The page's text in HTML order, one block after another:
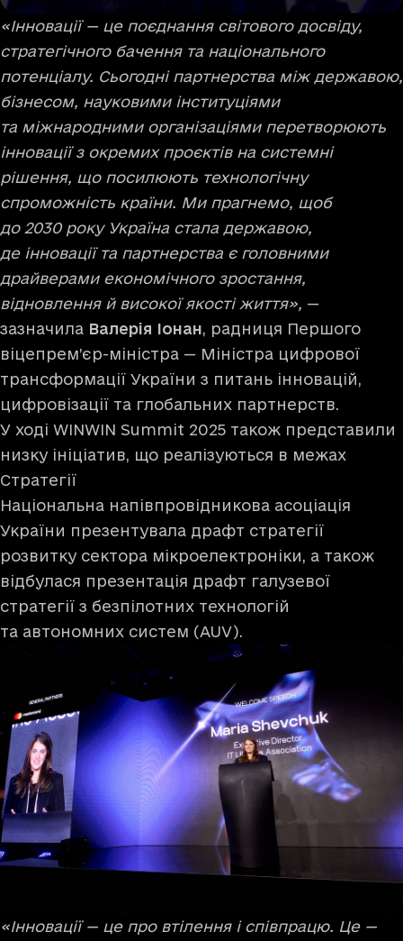
«Інновації — це поєднання світового досвіду,
стратегічного бачення та національного
потенціалу. Сьогодні партнерства між державою,
бізнесом, науковими інституціями
та міжнародними організаціями перетворюють
інновації з окремих проєктів на системні
рішення, що посилюють технологічну
спроможність країни. Ми прагнемо, щоб
до 2030 року Україна стала державою,
де інновації та партнерства є головними
драйверами економічного зростання,
відновлення й високої якості життя», —
зазначила Валерія Іонан, радниця Першого
віцепрем’єр-міністра — Міністра цифрової
трансформації України з питань інновацій,
цифровізації та глобальних партнерств.
У ході WINWIN Summit 2025 також представили
низку ініціатив, що реалізуються в межах
Стратегії
Національна напівпровідникова асоціація
України презентувала драфт стратегії
розвитку сектора мікроелектроніки, а також
відбулася презентація драфт галузевої
стратегії з безпілотних технологій
та автономних систем (AUV).
«Інновації — це про втілення і співпрацю. Це —